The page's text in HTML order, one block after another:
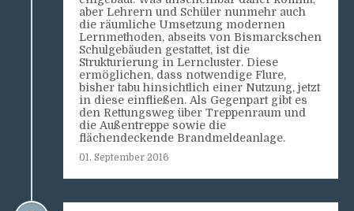
aber Lehrern und Schüler nunmehr auch
die räumliche Umsetzung modernen
Lernmethoden, abseits von Bismarckschen
Schulgebäuden gestattet, ist die
Strukturierung in Lerncluster. Diese
ermöglichen, dass notwendige Flure,
bisher tabu hinsichtlich einer Nutzung, jetzt
in diese einfließen. Als Gegenpart gibt es
den Rettungsweg über Treppenraum und
die Außentreppe sowie die
flächendeckende Brandmeldeanlage.
01. September 2016